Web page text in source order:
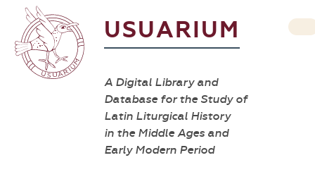
USUARIUM
A Digital Library and
Database for the Study of
Latin Liturgical History
in the Middle Ages and
Early Modern Period